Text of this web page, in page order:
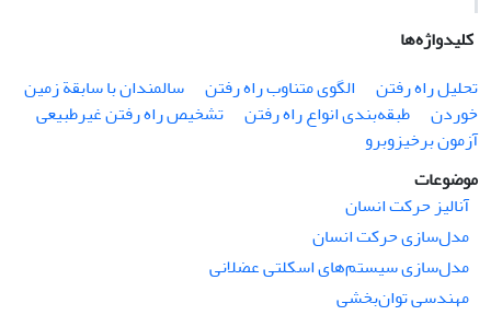
کلیدواژه‌ها
تحلیل راه رفتن
الگوی متناوب راه رفتن
سالمندان با سابقة زمین
خوردن
طبقه‌بندی انواع راه رفتن
تشخیص راه رفتن غیرطبیعی
آزمون برخیزوبرو
موضوعات
آنالیز حرکت انسان
مدل‌سازی حرکت انسان
مدل‌سازی سیستم‌های اسکلتی عضلانی
مهندسی توان‌بخشی